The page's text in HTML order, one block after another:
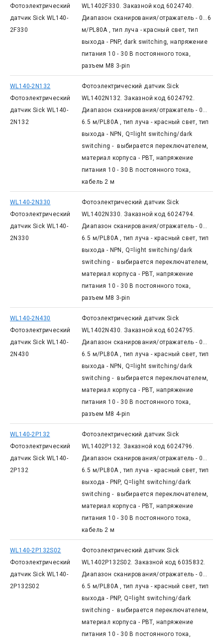
Фотоэлектрический
датчик Sick WL140-
2F330
WL1402F330. Заказной код 6024740.
Диапазон сканирования/отражатель - 0…6
м/PL80A , тип луча - красный свет, тип
выхода - PNP, dark switching, напряжение
питания 10 - 30 В постоянного тока,
разъем М8 3-pin
WL140-2N132
Фотоэлектрический
датчик Sick WL140-
2N132
Фотоэлектрический датчик Sick
WL1402N132. Заказной код 6024792.
Диапазон сканирования/отражатель - 0…
6.5 м/PL80A , тип луча - красный свет, тип
выхода - NPN, Q=light switching/dark
switching - выбирается переключателем,
материал корпуса - PBT, напряжение
питания 10 - 30 В постоянного тока,
кабель 2 м
WL140-2N330
Фотоэлектрический
датчик Sick WL140-
2N330
Фотоэлектрический датчик Sick
WL1402N330. Заказной код 6024794.
Диапазон сканирования/отражатель - 0…
6.5 м/PL80A , тип луча - красный свет, тип
выхода - NPN, Q=light switching/dark
switching - выбирается переключателем,
материал корпуса - PBT, напряжение
питания 10 - 30 В постоянного тока,
разъем М8 3-pin
WL140-2N430
Фотоэлектрический
датчик Sick WL140-
2N430
Фотоэлектрический датчик Sick
WL1402N430. Заказной код 6024795.
Диапазон сканирования/отражатель - 0…
6.5 м/PL80A , тип луча - красный свет, тип
выхода - NPN, Q=light switching/dark
switching - выбирается переключателем,
материал корпуса - PBT, напряжение
питания 10 - 30 В постоянного тока,
разъем М8 4-pin
WL140-2P132
Фотоэлектрический
датчик Sick WL140-
2P132
Фотоэлектрический датчик Sick
WL1402P132. Заказной код 6024796.
Диапазон сканирования/отражатель - 0…
6.5 м/PL80A , тип луча - красный свет, тип
выхода - PNP, Q=light switching/dark
switching - выбирается переключателем,
материал корпуса - PBT, напряжение
питания 10 - 30 В постоянного тока,
кабель 2 м
WL140-2P132S02
Фотоэлектрический
датчик Sick WL140-
2P132S02
Фотоэлектрический датчик Sick
WL1402P132S02. Заказной код 6035832.
Диапазон сканирования/отражатель - 0…
6.5 м/PL80A , тип луча - красный свет, тип
выхода - PNP, Q=light switching/dark
switching - выбирается переключателем,
материал корпуса - PBT, напряжение
питания 10 - 30 В постоянного тока,